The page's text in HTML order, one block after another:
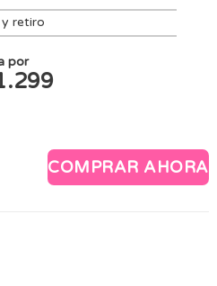
retiro
por
COMPRAR AHORA